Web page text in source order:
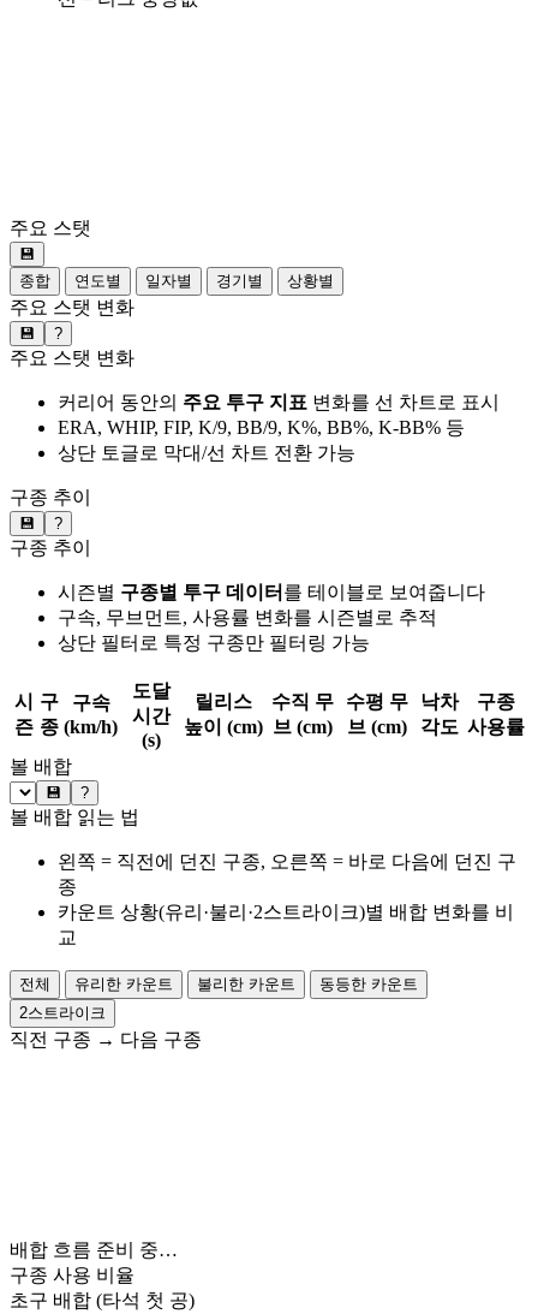
주요 스탯
💾
종합
연도별 일자별 경기별 상황별
주요 스탯 변화
💾 ?
주요 스탯 변화
커리어 동안의 주요 투구 지표 변화를 선 차트로 표시
ERA, WHIP, FIP, K/9, BB/9, K%, BB%, K-BB% 등
상단 토글로 막대/선 차트 전환 가능
구종 추이
💾 ?
구종 추이
시즌별 구종별 투구 데이터 를 테이블로 보여줍니다
구속, 무브먼트, 사용률 변화를 시즌별로 추적
상단 필터로 특정 구종만 필터링 가능
시
즌
구
종
구속
(km/h)
도달
시간
(s)
릴리스
높이 (cm)
수직 무
브 (cm)
수평 무
브 (cm)
낙차
각도
구종
사용률
볼 배합
💾 ?
볼 배합 읽는 법
왼쪽 = 직전에 던진 구종, 오른쪽 = 바로 다음에 던진 구
종
카운트 상황(유리·불리·2스트라이크)별 배합 변화를 비
교
전체 유리한 카운트 불리한 카운트
동등한 카운트
2스트라이크
직전 구종 → 다음 구종
배합 흐름 준비 중…
구종 사용 비율
초구 배합 (타석 첫 공)